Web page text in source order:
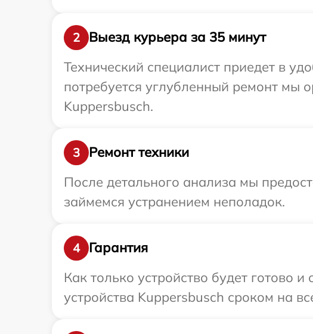
2
Выезд курьера за 35 минут
Технический специалист приедет в
потребуется углубленный ремонт мы
Kuppersbusch.
3
Ремонт техники
После детального анализа мы
займемся устранением неполадок.
4
Гарантия
Как только устройство будет готово
устройства Kuppersbusch сроком на